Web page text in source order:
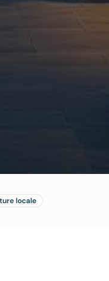
locale